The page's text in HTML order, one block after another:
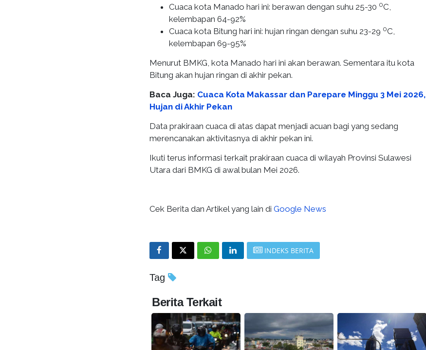
Cuaca kota Manado hari ini: berawan dengan suhu 25-30 0C,
kelembapan 64-92%
Cuaca kota Bitung hari ini: hujan ringan dengan suhu 23-29 0C,
kelembapan 69-95%
Menurut BMKG, kota Manado hari ini akan berawan. Sementara itu kota
Bitung akan hujan ringan di akhir pekan.
Baca Juga: Cuaca Kota Makassar dan Parepare Minggu 3 Mei 2026,
Hujan di Akhir Pekan
Data prakiraan cuaca di atas dapat menjadi acuan bagi yang sedang
merencanakan aktivitasnya di akhir pekan ini.
Ikuti terus informasi terkait prakiraan cuaca di wilayah Provinsi Sulawesi
Utara dari BMKG di awal bulan Mei 2026.
Cek Berita dan Artikel yang lain di Google News
INDEKS BERITA
Tag
Berita Terkait